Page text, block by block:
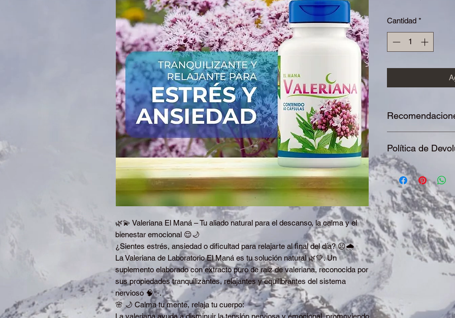
🌿💫 Valeriana El Maná – Tu aliado natural para el descanso, la calma y el
bienestar emocional 😌🌙
¿Sientes estrés, ansiedad o dificultad para relajarte al final del día? 😣🌧️
La Valeriana de Laboratorio El Maná es tu solución natural 🌿💚. Un
suplemento elaborado con extracto puro de raíz de valeriana, reconocida por
sus propiedades tranquilizantes, relajantes y equilibrantes del sistema
nervioso 🧠✨.
🌸 🌙 Calma tu mente, relaja tu cuerpo:
La valeriana ayuda a disminuir la tensión nerviosa y emocional, promoviendo
Cantidad *
grasas 🧈, cuidar
tomar suficiente
de
preferentemente de
Política de
Para devoluciones
factura y el
después de 30 días
0229-97 de fecha